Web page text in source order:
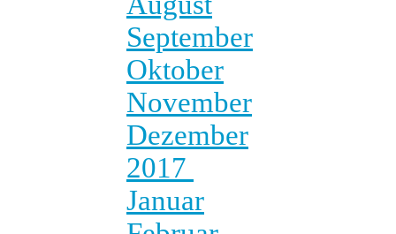
September
Oktober
November
Dezember
2017
Januar